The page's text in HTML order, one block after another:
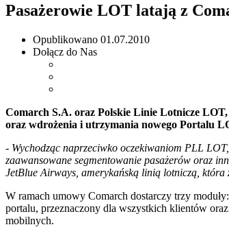
Pasażerowie LOT latają z
Opublikowano 01.07.2010
Dołącz do Nas
Comarch S.A. oraz Polskie Linie Lotnicze
oraz wdrożenia i utrzymania nowego Portalu
- Wychodząc naprzeciwko oczekiwaniom PLL
zaawansowane segmentowanie pasażerów oraz
JetBlue Airways, amerykańską linią lotniczą, która
W ramach umowy Comarch dostarczy trzy
portalu, przeznaczony dla wszystkich klientów
mobilnych.